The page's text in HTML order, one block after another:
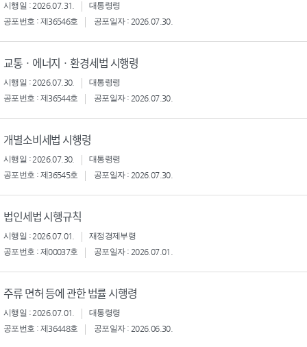
시행일 : 2026.07.31.
대통령령
공포번호 : 제36546호
공포일자 : 2026.07.30.
교통ㆍ에너지ㆍ환경세법 시행령
시행일 : 2026.07.30.
대통령령
공포번호 : 제36544호
공포일자 : 2026.07.30.
개별소비세법 시행령
시행일 : 2026.07.30.
대통령령
공포번호 : 제36545호
공포일자 : 2026.07.30.
법인세법 시행규칙
시행일 : 2026.07.01.
재정경제부령
공포번호 : 제00037호
공포일자 : 2026.07.01.
주류 면허 등에 관한 법률 시행령
시행일 : 2026.07.01.
대통령령
공포번호 : 제36448호
공포일자 : 2026.06.30.